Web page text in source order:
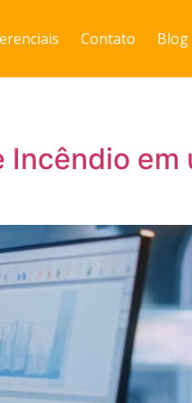
Contato Blog
Incêndio em